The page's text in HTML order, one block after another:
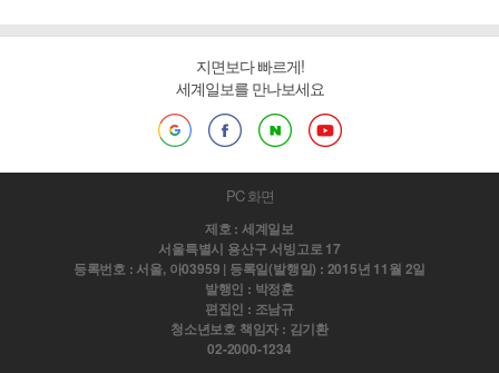
지면보다 빠르게!
세계일보를 만나보세요
PC 화면
제호 : 세계일보
서울특별시 용산구 서빙고로 17
등록번호 : 서울, 아03959 | 등록일(발행일) : 2015년 11월 2일
발행인 : 박정훈
편집인 : 조남규
청소년보호 책임자 : 김기환
02-2000-1234